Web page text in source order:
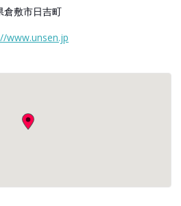
倉敷市日吉町
www.unsen.jp